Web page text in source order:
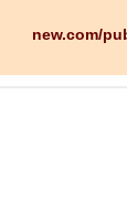
new.com/